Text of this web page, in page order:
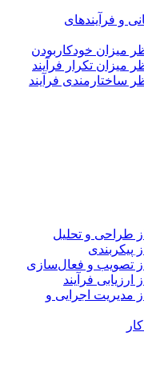
و فرآیندهای
میزان خودکاربودن
میزان تکرار فرآیند
ساختارمندی فرآیند
طراحی و تحلیل
پیکربندی
تصویب و فعال‌سازی
فرآیند
مدیریت اجرایی و